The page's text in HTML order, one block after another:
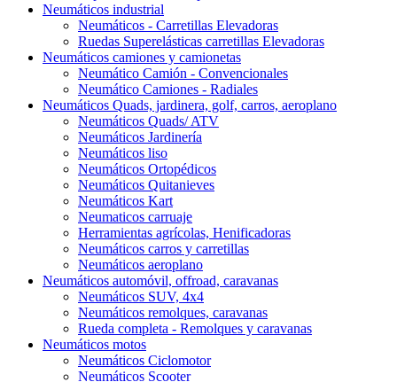
Neumáticos industrial
Neumáticos - Carretillas Elevadoras
Ruedas Superelásticas carretillas Elevadoras
Neumáticos camiones y camionetas
Neumático Camión - Convencionales
Neumático Camiones - Radiales
Neumáticos Quads, jardinera, golf, carros, aeroplano
Neumáticos Quads/ ATV
Neumáticos Jardinería
Neumáticos liso
Neumáticos Ortopédicos
Neumáticos Quitanieves
Neumáticos Kart
Neumaticos carruaje
Herramientas agrícolas, Henificadoras
Neumáticos carros y carretillas
Neumáticos aeroplano
Neumáticos automóvil, offroad, caravanas
Neumáticos SUV, 4x4
Neumáticos remolques, caravanas
Rueda completa - Remolques y caravanas
Neumáticos motos
Neumáticos Ciclomotor
Neumáticos Scooter